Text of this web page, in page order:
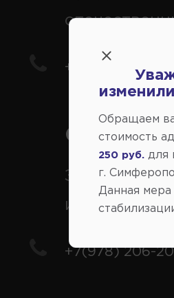
+7(978) 206-
Заказ шин,
иномарки
+7(978) 206-
Обращаем
стоимость
250 руб. для
г.
Данная мера